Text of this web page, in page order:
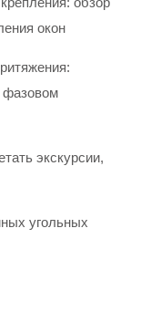
окон
фазовом
экскурсии,
угольных